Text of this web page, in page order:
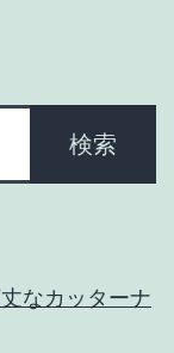
なカッターナ